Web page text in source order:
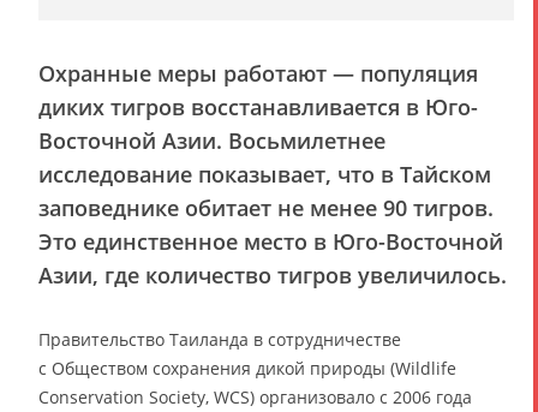
Охранные меры работают — популяция
диких тигров восстанавливается в Юго-
Восточной Азии. Восьмилетнее
исследование показывает, что в Тайском
заповеднике обитает не менее 90 тигров.
Это единственное место в Юго-Восточной
Азии, где количество тигров увеличилось.
Правительство Таиланда в сотрудничестве
с Обществом сохранения дикой природы (Wildlife
Conservation Society, WCS) организовало с 2006 года